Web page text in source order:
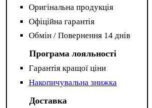
Оригінальна продукція
Офіційна гарантія
Обмін / Повернення 14 днів
Програма лояльності
Гарантія кращої ціни
Накопичувальна знижка
Доставка